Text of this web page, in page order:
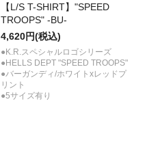
【L/S T-SHIRT】"SPEED
TROOPS" -BU-
4,620円(税込)
●K.R.スペシャルロゴシリーズ
●HELLS DEPT "SPEED TROOPS"
●バーガンディ/ホワイトxレッドプ
リント
●5サイズ有り